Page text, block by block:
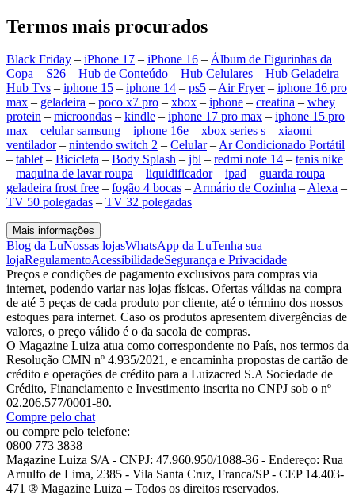
Termos mais procurados
Black Friday – iPhone 17 – iPhone 16 – Álbum de Figurinhas da
Copa – S26 – Hub de Conteúdo – Hub Celulares – Hub Geladeira –
Hub Tvs – iphone 15 – iphone 14 – ps5 –Air Fryer– iphone 16 pro
max – geladeira – poco x7 pro – xbox – iphone – creatina – whey
protein – microondas – kindle – iphone 17 pro max – iphone 15 pro
max – celular samsung – iphone 16e – xbox series s – xiaomi –
ventilador– nintendo switch 2 – Celular–Ar Condicionado Portátil
– tablet– Bicicleta – Body Splash – jbl – redmi note 14 – tenis nike
– maquina de lavar roupa – liquidificador– ipad – guarda roupa –
geladeira frost free – fogão 4 bocas –Armário de Cozinha –Alexa –
TV 50 polegadas – TV 32 polegadas
Mais informações
Blog da LuNossas lojasWhatsApp da LuTenha sua
lojaRegulamentoAcessibilidadeSegurança e Privacidade
Preços e condições de pagamento exclusivos para compras via
internet, podendo variar nas lojas físicas. Ofertas válidas na compra
de até 5 peças de cada produto por cliente, até o término dos nossos
estoques para internet. Caso os produtos apresentem divergências de
valores, o preço válido é o da sacola de compras.
O Magazine Luiza atua como correspondente no País, nos termos da
Resolução CMN nº 4.935/2021, e encaminha propostas de cartão de
crédito e operações de crédito para a Luizacred S.A Sociedade de
Crédito, Financiamento e Investimento inscrita no CNPJ sob o nº
02.206.577/0001-80.
Compre pelo chat
ou compre pelo telefone:
0800 773 3838
Magazine Luiza S/A - CNPJ: 47.960.950/1088-36 - Endereço: Rua
Arnulfo de Lima, 2385 - Vila Santa Cruz, Franca/SP - CEP 14.403-
471 ® Magazine Luiza – Todos os direitos reservados.